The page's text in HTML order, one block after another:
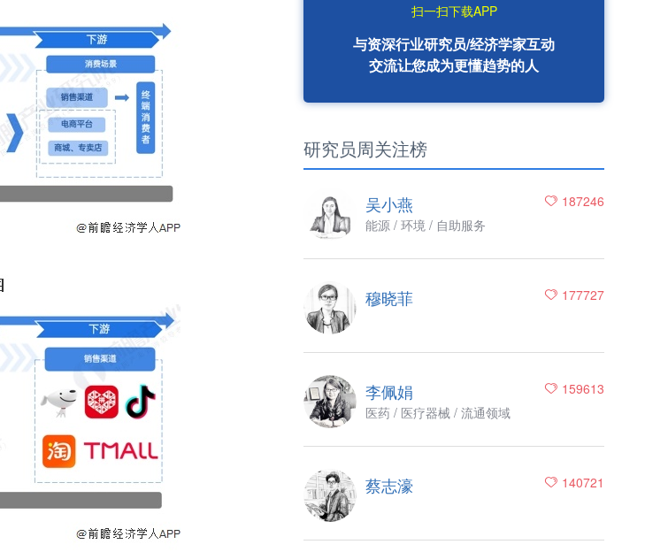
扫一扫下载APP
与资深行业研究员/经济学家互动
交流让您成为更懂趋势的人
研究员周关注榜
187246
吴小燕
能源 / 环境 / 自助服务
177727
穆晓菲
159613
李佩娟
医药 / 医疗器械 / 流通领域
140721
蔡志濠